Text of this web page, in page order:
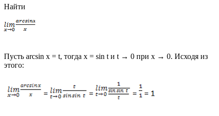
Найти
Пусть arcsin x = t, тогда x = sin t и t → 0 при x → 0. Исходя из
этого: